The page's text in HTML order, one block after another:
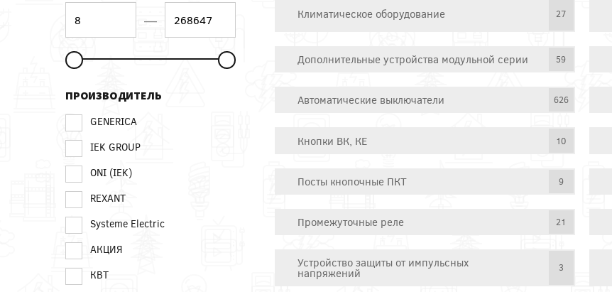
—
ПРОИЗВОДИТЕЛЬ
GENERICA
IEK GROUP
ONI (IEK)
REXANT
Systeme Electric
АКЦИЯ
КВТ
Климатическое оборудование 27
Дополнительные устройства модульной серии 59
Автоматические выключатели 626
Кнопки ВК, КЕ 10
Посты кнопочные ПКТ 9
Промежуточные реле 21
Устройство защиты от импульсных
напряжений 3